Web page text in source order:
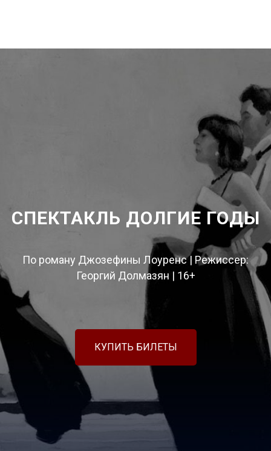
СПЕКТАКЛЬ ДОЛГИЕ ГОДЫ
По роману Джозефины Лоуренс | Режиссер:
Георгий Долмазян | 16+
КУПИТЬ БИЛЕТЫ